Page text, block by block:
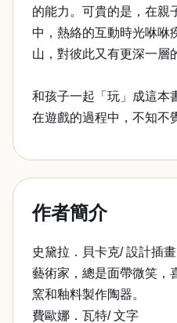
的能力。可貴的是，在親
中，熱絡的互動時光咻咻
山，對彼此又有更深一層
和孩子一起「玩」成這本
在遊戲的過程中，不知不
作者簡介
史黛拉．貝卡克/ 設計插畫
藝術家，總是面帶微笑，
窯和釉料製作陶器。
費歐娜．瓦特/ 文字